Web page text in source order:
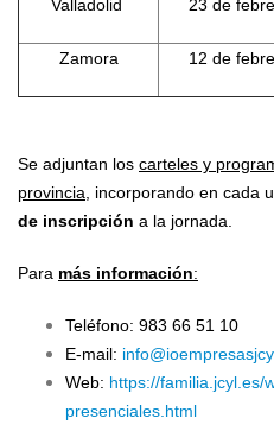
Valladolid 23 de
Zamora 12 de
Se adjuntan los carteles y
provincia,
incorporando en cada
de inscripción a la jornada.
Para más información:
Teléfono: 983 66 51 10
E-mail:
Web: https://familia.jcyl.es/
presenciales.html